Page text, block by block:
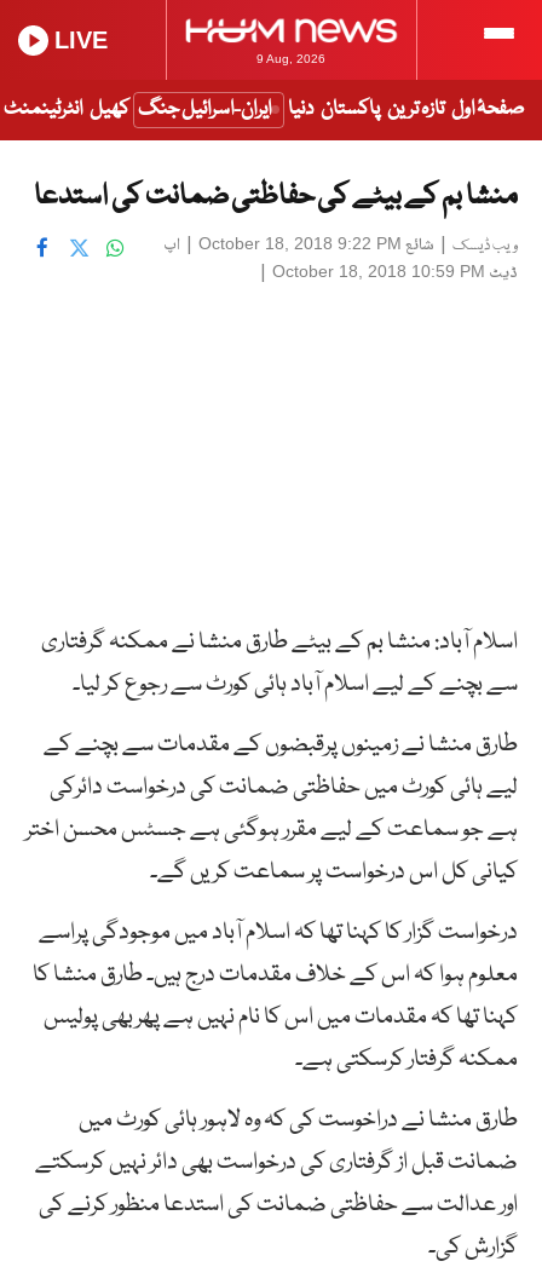
9 Aug, 2026
LIVE
صفحۂ اول تازہ ترین پاکستان دنیا ایران-اسرائیل جنگ کھیل انٹرٹینمنٹ
منشا بم کے بیٹے کی حفاظتی ضمانت کی استدعا
ویب ڈیسک | شائع October 18, 2018 9:22 PM
| اپ
ڈیٹ October 18, 2018 10:59 PM
|
اسلام آباد: منشا بم کے بیٹے طارق منشا نے ممکنہ گرفتاری
سے بچنے کے لیے اسلام آباد ہائی کورٹ سے رجوع کر لیا۔
طارق منشا نے زمینوں پرقبضوں کے مقدمات سے بچنے کے
لیے ہائی کورٹ میں حفاظتی ضمانت کی درخواست دائرکی
ہے جو سماعت کے لیے مقرر ہوگئی ہے جسٹس محسن اختر
کیانی کل اس درخواست پر سماعت کریں گے۔
درخواست گزار کا کہنا تھا کہ اسلام آباد میں موجودگی پراسے
معلوم ہوا کہ اس کے خلاف مقدمات درج ہیں۔ طارق منشا کا
کہنا تھا کہ مقدمات میں اس کا نام نہیں ہے پھربھی پولیس
ممکنہ گرفتار کرسکتی ہے۔
طارق منشا نے دراخوست کی کہ وہ لاہور ہائی کورٹ میں
ضمانت قبل از گرفتاری کی درخواست بھی دائر نہیں کرسکتے
اور عدالت سے حفاظتی ضمانت کی استدعا منظور کرنے کی
گزارش کی۔